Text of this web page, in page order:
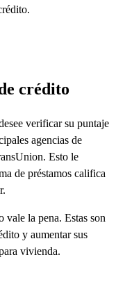
crédito
verificar su puntaje
agencias de
Esto le
de préstamos califica
la pena. Estas son
y aumentar sus
vivienda.